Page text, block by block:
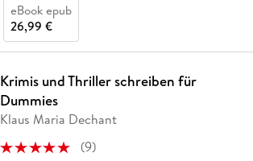
eBook epub
26,99 €
Krimis und Thriller schreiben für
Dummies
Klaus Maria Dechant
(9)